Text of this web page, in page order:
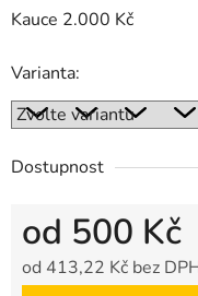
Kauce 2.000 Kč
Varianta:
Dostupnost
od 500 Kč
od 413,22 Kč bez